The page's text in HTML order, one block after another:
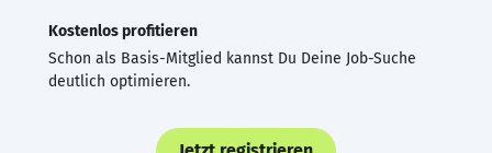
Kostenlos profitieren
Schon als Basis-Mitglied kannst Du Deine Job-Suche
deutlich optimieren.